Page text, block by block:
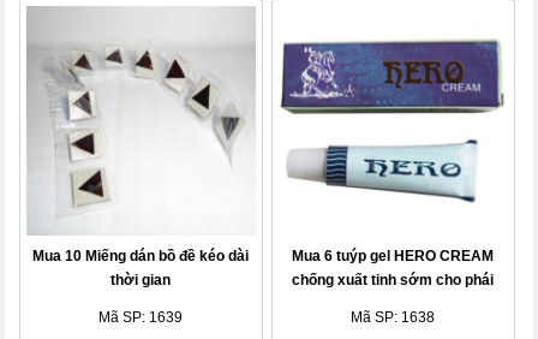
Mua 10 Miếng dán bồ đề kéo dài
thời gian
Mã SP: 1639
Mua 6 tuýp gel HERO CREAM
chống xuất tinh sớm cho phái
Mã SP: 1638